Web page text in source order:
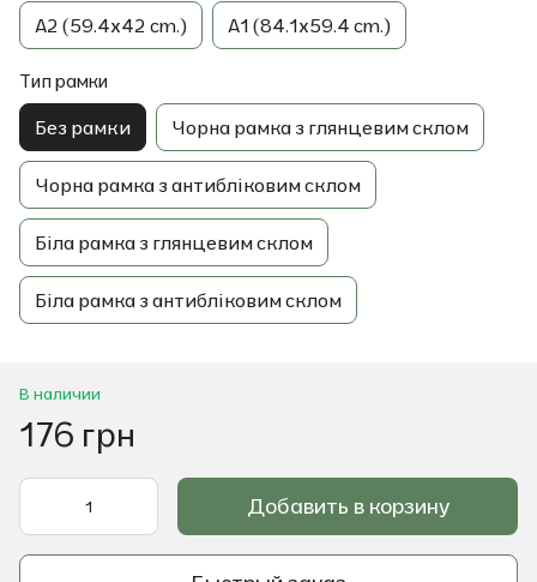
A2 (59.4x42 cm.) A1 (84.1x59.4 cm.)
Тип рамки
Без рамки Чорна рамка з глянцевим склом
Чорна рамка з антибліковим склом
Біла рамка з глянцевим склом
Біла рамка з антибліковим склом
В наличии
176 грн
Добавить в корзину